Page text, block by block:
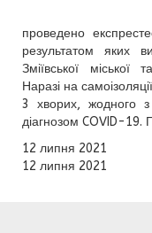
проведено
результатом яких
Зміївської
Наразі на
3 хворих, жодного
діагнозом COVID-
12 липня 2021
12 липня 2021